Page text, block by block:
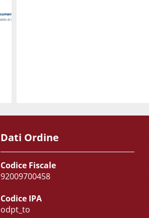
Dati Ordine
Codice Fiscale
92009700458
Codice IPA
odpt_to